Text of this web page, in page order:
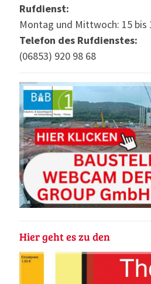
Rufdienst:
Montag und Mittwoch: 15 bis
Telefon des Rufdienstes:
(06853) 920 98 68
Hier geht es zu den